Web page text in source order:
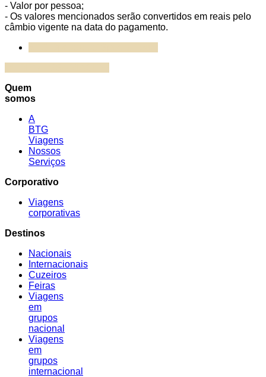
- Valor por pessoa;
- Os valores mencionados serão convertidos em reais pelo
câmbio vigente na data do pagamento.
Quem
somos
A
BTG
Viagens
Nossos
Serviços
Corporativo
Viagens
corporativas
Destinos
Nacionais
Internacionais
Cuzeiros
Feiras
Viagens
em
grupos
nacional
Viagens
em
grupos
internacional